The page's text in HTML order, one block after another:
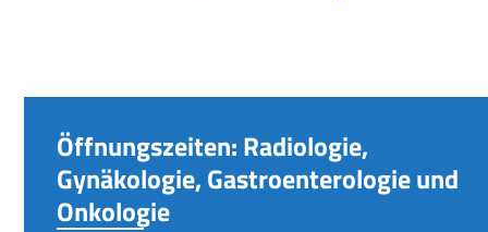
Öffnungszeiten: Radiologie,
Gynäkologie, Gastroenterologie und
Onkologie